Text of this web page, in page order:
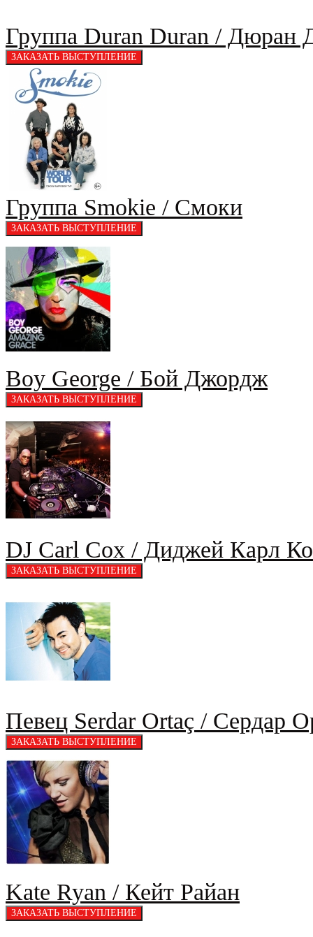
Группа Duran Duran / Дюран
Группа Smokie / Смоки
Boy George / Бой Джордж
DJ Carl Cox / Диджей Карл
Певец Serdar Ortaç / Сердар
Kate Ryan / Кейт Райан